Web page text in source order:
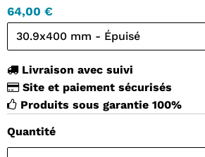
64,00 €
Livraison avec suivi
Site et paiement sécurisés
Produits sous garantie 100%
Quantité